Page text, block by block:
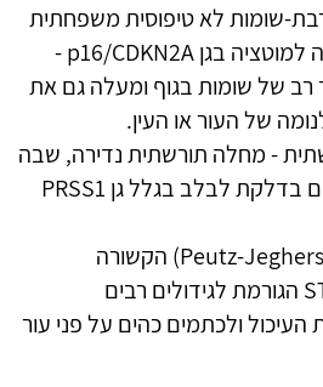
שומות לא טיפוסית משפחתית
(FAMMM) הקשורה למוטציה בגן p16/CDKN2A -
של שומות בגוף ומעלה גם את
של העור או העין.
- מחלה תורשתית נדירה, שבה
בני המשפחה חולים בדלקת לבלב בגלל גן PRSS1
תסמונת פויץ-יגר (Peutz-Jeghers) הקשורה
למוטציה בגן STK11 הגורמת לגידולים רבים
ולכתמים כהים על פני עור